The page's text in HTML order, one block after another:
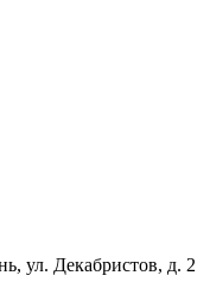
ул. Декабристов, д. 2